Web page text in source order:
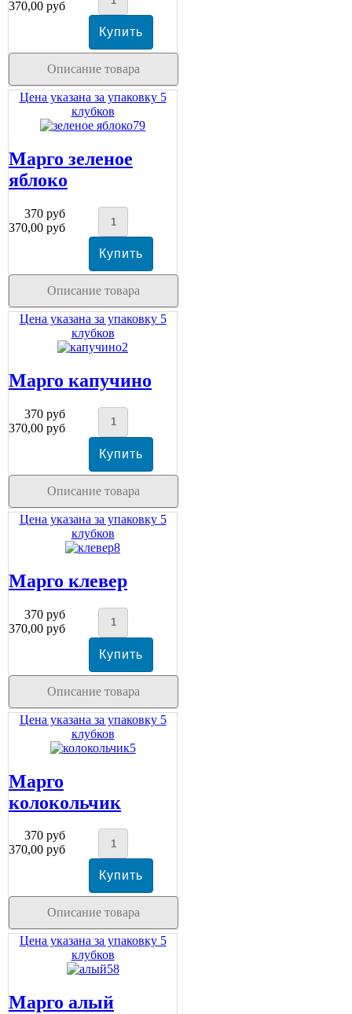
370,00 руб
Описание товара
Цена указана за упаковку 5
клубков
Марго зеленое
яблоко
370 руб
370,00 руб
Описание товара
Цена указана за упаковку 5
клубков
Марго капучино
370 руб
370,00 руб
Описание товара
Цена указана за упаковку 5
клубков
Марго клевер
370 руб
370,00 руб
Описание товара
Цена указана за упаковку 5
клубков
Марго
колокольчик
370 руб
370,00 руб
Описание товара
Цена указана за упаковку 5
клубков
Марго алый